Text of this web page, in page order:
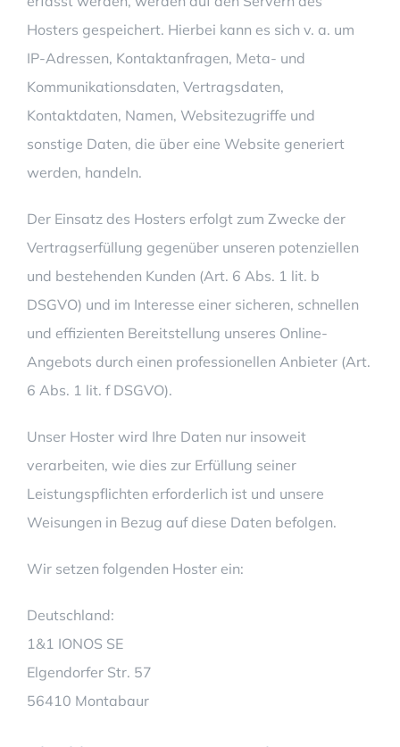
Hosters gespeichert. Hierbei kann es sich v. a. um
IP-Adressen, Kontaktanfragen, Meta- und
Kommunikationsdaten, Vertragsdaten,
Kontaktdaten, Namen, Websitezugriffe und
sonstige Daten, die über eine Website generiert
werden, handeln.
Der Einsatz des Hosters erfolgt zum Zwecke der
Vertragserfüllung gegenüber unseren potenziellen
und bestehenden Kunden (Art. 6 Abs. 1 lit. b
DSGVO) und im Interesse einer sicheren, schnellen
und effizienten Bereitstellung unseres Online-
Angebots durch einen professionellen Anbieter (Art.
6 Abs. 1 lit. f DSGVO).
Unser Hoster wird Ihre Daten nur insoweit
verarbeiten, wie dies zur Erfüllung seiner
Leistungspflichten erforderlich ist und unsere
Weisungen in Bezug auf diese Daten befolgen.
Wir setzen folgenden Hoster ein:
Deutschland:
1&1 IONOS SE
Elgendorfer Str. 57
56410 Montabaur